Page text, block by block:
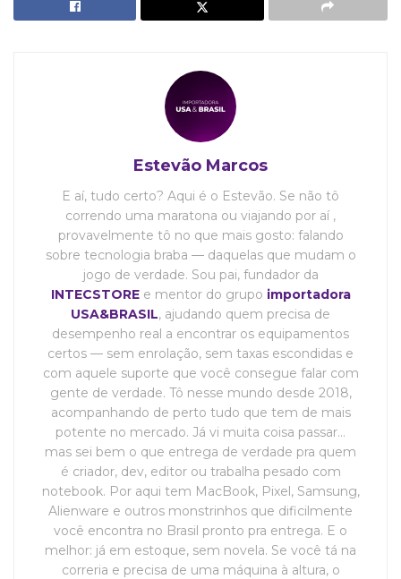
Estevão Marcos
E aí, tudo certo? Aqui é o Estevão. Se não tô
correndo uma maratona ou viajando por aí ,
provavelmente tô no que mais gosto: falando
sobre tecnologia braba — daquelas que mudam o
jogo de verdade. Sou pai, fundador da
INTECSTOREe mentor do grupo importadora
USA&BRASIL, ajudando quem precisa de
desempenho real a encontrar os equipamentos
certos — sem enrolação, sem taxas escondidas e
com aquele suporte que você consegue falar com
gente de verdade. Tô nesse mundo desde 2018,
acompanhando de perto tudo que tem de mais
potente no mercado. Já vi muita coisa passar…
mas sei bem o que entrega de verdade pra quem
é criador, dev, editor ou trabalha pesado com
notebook. Por aqui tem MacBook, Pixel, Samsung,
Alienware e outros monstrinhos que dificilmente
você encontra no Brasil pronto pra entrega. E o
melhor: já em estoque, sem novela. Se você tá na
correria e precisa de uma máquina à altura, o